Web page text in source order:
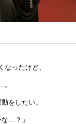
なったけど、
をしたい。
…？」